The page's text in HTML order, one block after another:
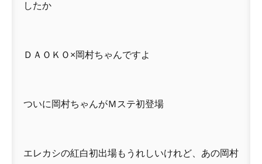
したか
ＤＡＯＫＯ×岡村ちゃんですよ
ついに岡村ちゃんがＭステ初登場
エレカシの紅白初出場もうれしいけれど、あの岡村